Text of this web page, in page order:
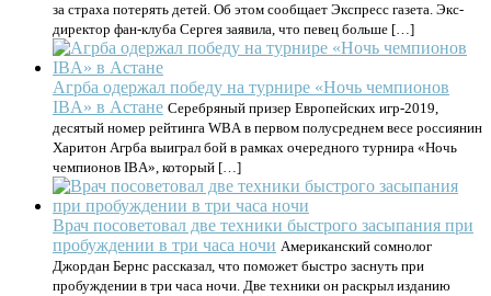
за страха потерять детей. Об этом сообщает Экспресс газета. Экс-
директор фан-клуба Сергея заявила, что певец больше […]
Агрба одержал победу на турнире «Ночь чемпионов
IBA» в Астане Серебряный призер Европейских игр-2019,
десятый номер рейтинга WBA в первом полусреднем весе россиянин
Харитон Агрба выиграл бой в рамках очередного турнира «Ночь
чемпионов IBA», который […]
Врач посоветовал две техники быстрого засыпания при
пробуждении в три часа ночи Американский сомнолог
Джордан Бернс рассказал, что поможет быстро заснуть при
пробуждении в три часа ночи. Две техники он раскрыл изданию